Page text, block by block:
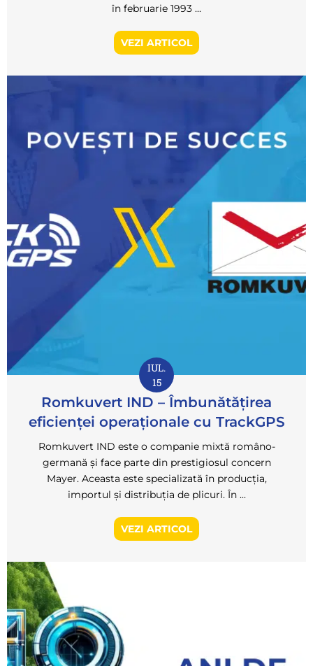
în februarie 1993 ...
VEZI ARTICOL
IUL.
15
Romkuvert IND – Îmbunătățirea
eficienței operaționale cu TrackGPS
Romkuvert IND este o companie mixtă româno-
germană și face parte din prestigiosul concern
Mayer. Aceasta este specializată în producția,
importul și distribuția de plicuri. În ...
VEZI ARTICOL